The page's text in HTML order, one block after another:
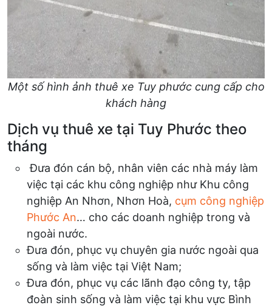
Một số hình ảnh thuê xe Tuy phước cung cấp cho
khách hàng
Dịch vụ thuê xe tại Tuy Phước theo
tháng
Đưa đón cán bộ, nhân viên các nhà máy làm
việc tại các khu công nghiệp như Khu công
nghiệp An Nhơn, Nhơn Hoà, cụm công nghiệp
Phước An… cho các doanh nghiệp trong và
ngoài nước.
Đưa đón, phục vụ chuyên gia nước ngoài qua
sống và làm việc tại Việt Nam;
Đưa đón, phục vụ các lãnh đạo công ty, tập
đoàn sinh sống và làm việc tại khu vực Bình